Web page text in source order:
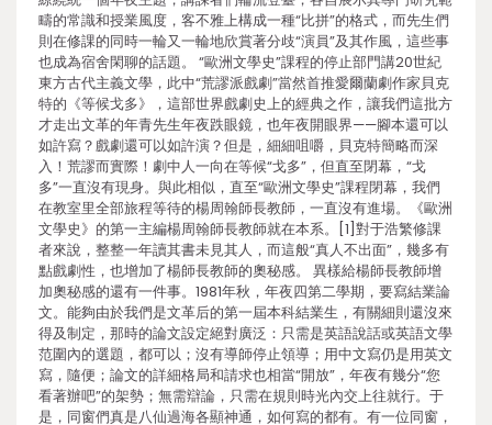
疇的常識和授業風度，客不雅上構成一種“比拼”的格式，而先生們
則在修課的同時一輪又一輪地欣賞著分歧“演員”及其作風，這些事
也成為宿舍閑聊的話題。 “歐洲文學史”課程的停止部門講20世紀
東方古代主義文學，此中“荒謬派戲劇”當然首推愛爾蘭劇作家貝克
特的《等候戈多》，這部世界戲劇史上的經典之作，讓我們這批方
才走出文革的年青先生年夜跌眼鏡，也年夜開眼界——腳本還可以
如許寫？戲劇還可以如許演？但是，細細咀嚼，貝克特簡略而深
入！荒謬而實際！劇中人一向在等候“戈多”，但直至閉幕，“戈
多”一直沒有現身。與此相似，直至“歐洲文學史”課程閉幕，我們
在教室里全部旅程等待的楊周翰師長教師，一直沒有進場。《歐洲
文學史》的第一主編楊周翰師長教師就在本系。[1]對于浩繁修課
者來說，整整一年讀其書未見其人，而這般“真人不出面”，幾多有
點戲劇性，也增加了楊師長教師的奧秘感。 異樣給楊師長教師增
加奧秘感的還有一件事。1981年秋，年夜四第二學期，要寫結業論
文。能夠由於我們是文革后的第一屆本科結業生，有關細則還沒來
得及制定，那時的論文設定絕對廣泛：只需是英語說話或英語文學
范圍內的選題，都可以；沒有導師停止領導；用中文寫仍是用英文
寫，隨便；論文的詳細格局和請求也相當“開放”，年夜有幾分“您
看著辦吧”的架勢；無需辯論，只需在規則時光內交上往就行。于
是，同窗們真是八仙過海各顯神通，如何寫的都有。有一位同窗，